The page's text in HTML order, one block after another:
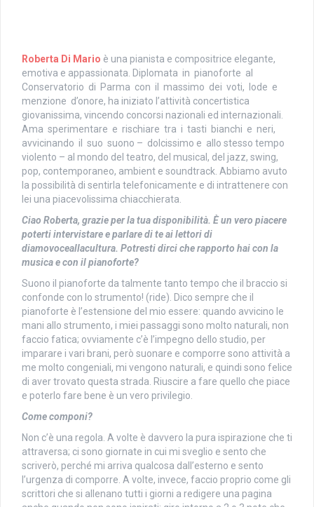
Roberta Di Mario è una pianista e compositrice elegante,
emotiva e appassionata. Diplomata in pianoforte al
Conservatorio di Parma con il massimo dei voti, lode e
menzione d’onore, ha iniziato l’attività concertistica
giovanissima, vincendo concorsi nazionali ed internazionali.
Ama sperimentare e rischiare tra i tasti bianchi e neri,
avvicinando il suo suono – dolcissimo e allo stesso tempo
violento – al mondo del teatro, del musical, del jazz, swing,
pop, contemporaneo, ambient e soundtrack. Abbiamo avuto
la possibilità di sentirla telefonicamente e di intrattenere con
lei una piacevolissima chiacchierata.
Ciao Roberta, grazie per la tua disponibilità. È un vero piacere
poterti intervistare e parlare di te ai lettori di
diamovoceallacultura. Potresti dirci che rapporto hai con la
musica e con il pianoforte?
Suono il pianoforte da talmente tanto tempo che il braccio si
confonde con lo strumento! (ride). Dico sempre che il
pianoforte è l’estensione del mio essere: quando avvicino le
mani allo strumento, i miei passaggi sono molto naturali, non
faccio fatica; ovviamente c’è l’impegno dello studio, per
imparare i vari brani, però suonare e comporre sono attività a
me molto congeniali, mi vengono naturali, e quindi sono felice
di aver trovato questa strada. Riuscire a fare quello che piace
e poterlo fare bene è un vero privilegio.
Come componi?
Non c’è una regola. A volte è davvero la pura ispirazione che ti
attraversa; ci sono giornate in cui mi sveglio e sento che
scriverò, perché mi arriva qualcosa dall’esterno e sento
l’urgenza di comporre. A volte, invece, faccio proprio come gli
scrittori che si allenano tutti i giorni a redigere una pagina